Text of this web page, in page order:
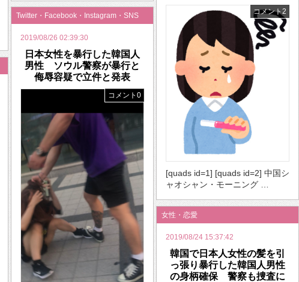
コメント2
[quads id=1] [quads id=2] 中国シ
ャオシャン・モーニング …
Twitter・Facebook・Instagram・SNS
2019/08/26 02:39:30
日本女性を暴行した韓国人
男性 ソウル警察が暴行と
侮辱容疑で立件と発表
コメント0
女性・恋愛
2019/08/24 15:37:42
韓国で日本人女性の髪を引
っ張り暴行した韓国人男性
の身柄確保 警察も捜査に